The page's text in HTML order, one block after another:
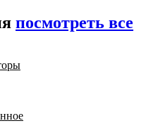
посмотреть все